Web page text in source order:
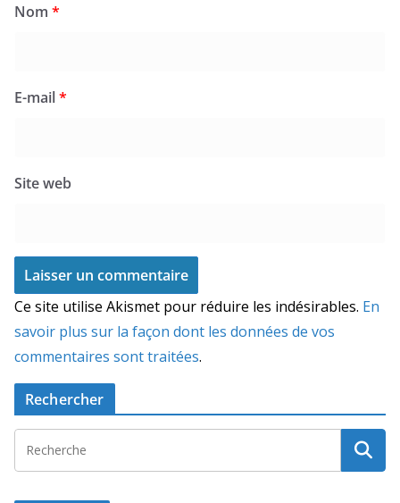
Nom *
E-mail*
Site web
Ce site utilise Akismet pour réduire les indésirables. En
savoir plus sur la façon dont les données de vos
commentaires sont traitées.
Rechercher